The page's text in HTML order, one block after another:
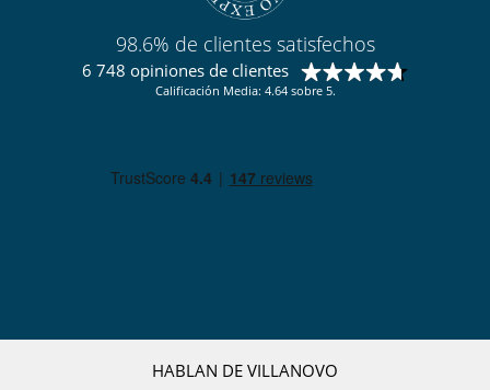
98.6% de clientes satisfechos
6 748 opiniones de clientes
Calificación Media: 4.64 sobre 5.
HABLAN DE VILLANOVO